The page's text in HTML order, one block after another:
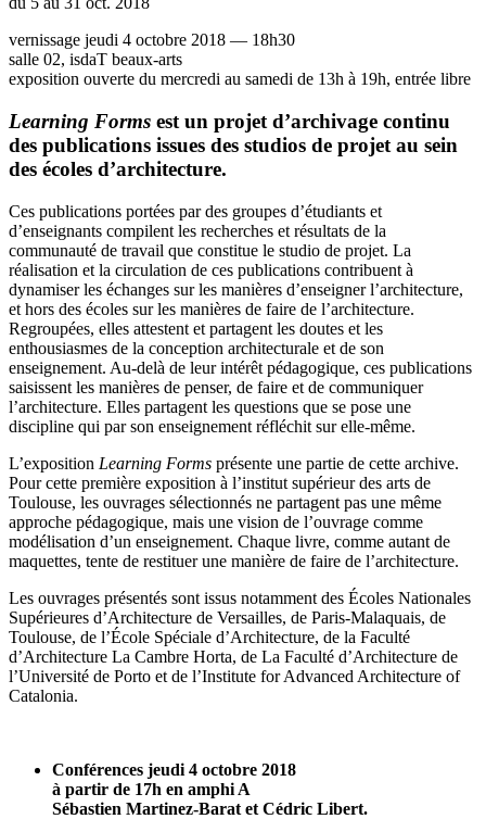
vernissage jeudi 4 octobre 2018 — 18h30
salle 02, isdaT beaux-arts
exposition ouverte du mercredi au samedi de 13h à 19h, entrée libre
Learning Forms est un projet d’archivage continu
des publications issues des studios de projet au sein
des écoles d’architecture.
Ces publications portées par des groupes d’étudiants et
d’enseignants compilent les recherches et résultats de la
communauté de travail que constitue le studio de projet. La
réalisation et la circulation de ces publications contribuent à
dynamiser les échanges sur les manières d’enseigner l’architecture,
et hors des écoles sur les manières de faire de l’architecture.
Regroupées, elles attestent et partagent les doutes et les
enthousiasmes de la conception architecturale et de son
enseignement. Au-delà de leur intérêt pédagogique, ces publications
saisissent les manières de penser, de faire et de communiquer
l’architecture. Elles partagent les questions que se pose une
discipline qui par son enseignement réfléchit sur elle-même.
L’exposition Learning Forms présente une partie de cette archive.
Pour cette première exposition à l’institut supérieur des arts de
Toulouse, les ouvrages sélectionnés ne partagent pas une même
approche pédagogique, mais une vision de l’ouvrage comme
modélisation d’un enseignement. Chaque livre, comme autant de
maquettes, tente de restituer une manière de faire de l’architecture.
Les ouvrages présentés sont issus notamment des Écoles Nationales
Supérieures d’Architecture de Versailles, de Paris-Malaquais, de
Toulouse, de l’École Spéciale d’Architecture, de la Faculté
d’Architecture La Cambre Horta, de La Faculté d’Architecture de
l’Université de Porto et de l’Institute for Advanced Architecture of
Catalonia.
Conférences jeudi 4 octobre 2018
à partir de 17h en amphi A
Sébastien Martinez-Barat et Cédric Libert.